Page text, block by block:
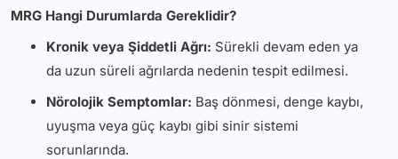
MRG Hangi Durumlarda Gereklidir?
Kronik veya Şiddetli Ağrı: Sürekli devam eden ya
da uzun süreli ağrılarda nedenin tespit edilmesi.
Nörolojik Semptomlar: Baş dönmesi, denge kaybı,
uyuşma veya güç kaybı gibi sinir sistemi
sorunlarında.